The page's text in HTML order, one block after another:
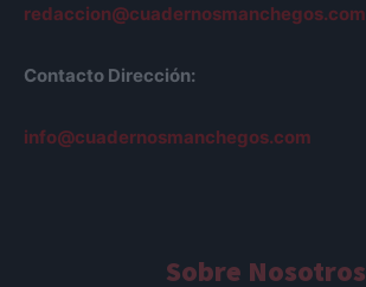
redaccion@cuadernosmanchegos.com
Contacto Dirección:
info@cuadernosmanchegos.com
Sobre Nosotros